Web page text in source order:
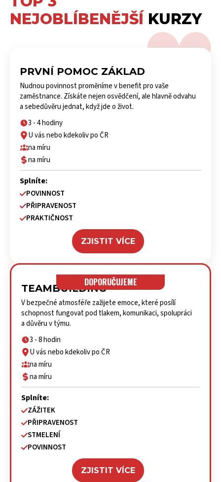
NEJOBLÍBENĚJŠÍ KURZY
PRVNÍ POMOC ZÁKLAD
Nudnou povinnost proměníme v benefit pro vaše
zaměstnance. Získáte nejen osvědčení, ale hlavně odvahu
a sebedůvěru jednat, když jde o život.
3 - 4 hodiny
U vás nebo kdekoliv po ČR
na míru
na míru
Splníte:
POVINNOST
PŘIPRAVENOST
PRAKTIČNOST
ZJISTIT VÍCE
DOPORUČUJEME
TEAMBUILDING
V bezpečné atmosféře zažijete emoce, které posílí
schopnost fungovat pod tlakem, komunikaci, spolupráci
a důvěru v týmu.
3 - 8 hodin
U vás nebo kdekoliv po ČR
na míru
na míru
Splníte:
ZÁŽITEK
PŘIPRAVENOST
STMELENÍ
POVINNOST
ZJISTIT VÍCE